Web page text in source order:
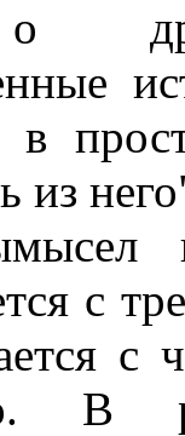
в
из
с
с
В